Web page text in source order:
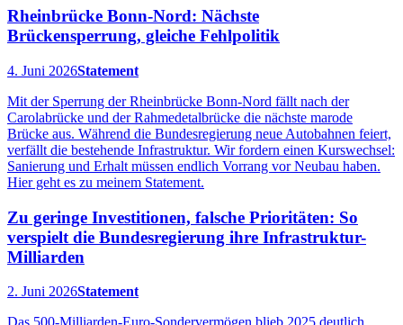
Rheinbrücke Bonn-Nord: Nächste
Brückensperrung, gleiche Fehlpolitik
4. Juni 2026Statement
Mit der Sperrung der Rheinbrücke Bonn-Nord fällt nach der
Carolabrücke und der Rahmedetalbrücke die nächste marode
Brücke aus. Während die Bundesregierung neue Autobahnen feiert,
verfällt die bestehende Infrastruktur. Wir fordern einen Kurswechsel:
Sanierung und Erhalt müssen endlich Vorrang vor Neubau haben.
Hier geht es zu meinem Statement.
Zu geringe Investitionen, falsche Prioritäten: So
verspielt die Bundesregierung ihre Infrastruktur-
Milliarden
2. Juni 2026Statement